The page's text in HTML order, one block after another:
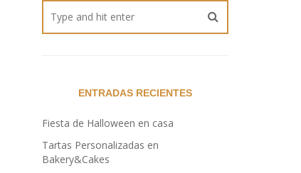
ENTRADAS RECIENTES
Fiesta de Halloween en casa
Tartas Personalizadas en
Bakery&Cakes